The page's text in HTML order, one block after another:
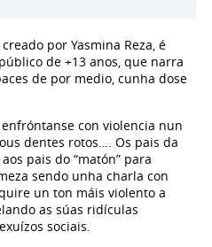
por Yasmina Reza, é
de +13 anos, que narra
de por medio, cunha dose
con violencia nun
dentes rotos…. Os pais da
pais do “matón” para
sendo unha charla con
un ton máis violento a
as súas ridículas
sociais.